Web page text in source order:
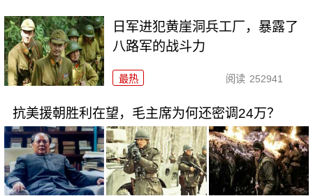
日军进犯黄崖洞兵工厂，暴露了
八路军的战斗力
最热 阅读 252941
抗美援朝胜利在望，毛主席为何还密调24万？